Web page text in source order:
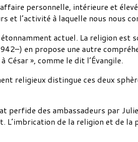
personnelle, intérieure et
et l’activité à laquelle nous nous
actuel. La religion est
en propose une autre
César », comme le dit l’Évangile.
religieux distingue ces deux
perfide des ambassadeurs par
L’imbrication de la religion et de